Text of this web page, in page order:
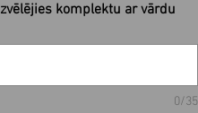
komplektu ar vārdu
0/35